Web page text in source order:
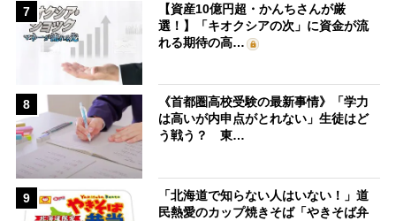
7
【資産10億円超・かんちさんが厳
選！】「キオクシアの次」に資金が流
れる期待の高…
8
《首都圏高校受験の最新事情》「学力
は高いが内申点がとれない」生徒はど
う戦う？ 東…
9
「北海道で知らない人はいない！」道
民熱愛のカップ焼きそば「やきそば弁